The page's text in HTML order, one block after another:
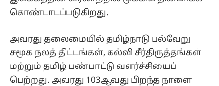
கொண்டாடப்படுகிறது.
அவரது தலைமையில் தமிழ்நாடு பல்வேறு
சமூக நலத் திட்டங்கள், கல்வி சீர்திருத்தங்கள்
மற்றும் தமிழ் பண்பாட்டு வளர்ச்சியைப்
பெற்றது. அவரது 103ஆவது பிறந்த நாளை